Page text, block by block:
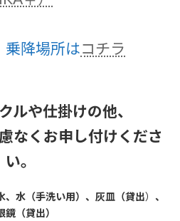
乗降場所はコチラ
ルや仕掛けの他、
なくお申し付けくださ
い。
、水（手洗い用）、灰皿（貸出） 、
鏡（貸出）